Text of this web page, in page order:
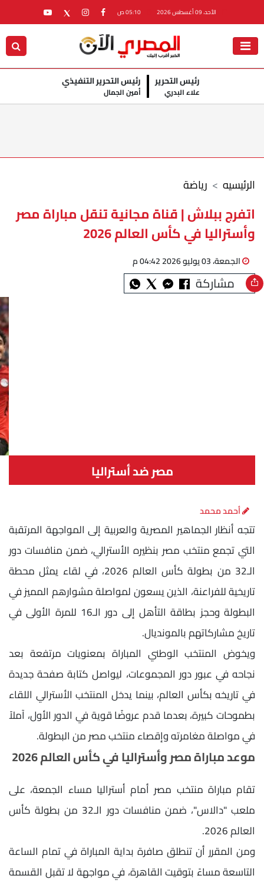
الأحد، 09 أغسطس 2026
رئيس التحرير
علاء البدري
رئيس التحرير التنفيذي
أمين الجمال
رياضة الرئيسيه
اتفرج ببلاش | قناة مجانية تنقل مباراة مصر
وأستراليا في كأس العالم 2026
الجمعة، 03 يوليو 2026 04:42 م
مشاركة
مصر ضد أستراليا
أحمد محمد
تتجه أنظار الجماهير المصرية والعربية إلى المواجهة المرتقبة
التي تجمع منتخب مصر بنظيره الأسترالي، ضمن منافسات دور
الـ32 من بطولة كأس العالم 2026، في لقاء يمثل محطة
تاريخية للفراعنة، الذين يسعون لمواصلة مشوارهم المميز في
البطولة وحجز بطاقة التأهل إلى دور الـ16 للمرة الأولى في
تاريخ مشاركاتهم بالمونديال.
ويخوض المنتخب الوطني المباراة بمعنويات مرتفعة بعد
نجاحه في عبور دور المجموعات، ليواصل كتابة صفحة جديدة
في تاريخه بكأس العالم، بينما يدخل المنتخب الأسترالي اللقاء
بطموحات كبيرة، بعدما قدم عروضًا قوية في الدور الأول، آملاً
في مواصلة مغامرته وإقصاء منتخب مصر من البطولة.
موعد مباراة مصر وأستراليا في كأس العالم 2026
تقام مباراة منتخب مصر أمام أستراليا مساء الجمعة، على
ملعب "دالاس"، ضمن منافسات دور الـ32 من بطولة كأس
العالم 2026.
ومن المقرر أن تنطلق صافرة بداية المباراة في تمام الساعة
التاسعة مساءً بتوقيت القاهرة، في مواجهة لا تقبل القسمة